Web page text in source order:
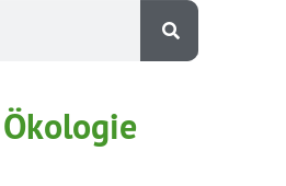
Ökologie